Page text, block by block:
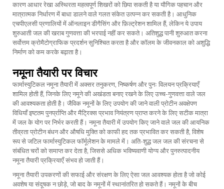
कारण आधार रेखा अस्थिरता महत्वपूर्ण शिखरों को छिपा सकती है या यौगिक पहचान और
मात्रात्मक निर्धारण में बाधा डालने वाले गलत संकेत उत्पन्न कर सकती है। आधुनिक
एचपीएलसी प्रणालियों में ऑनलाइन डीगैसिंग और फ़िल्ट्रेशन शामिल हैं, लेकिन ये उपाय
शुरुआती जल की खराब गुणवत्ता की भरपाई नहीं कर सकते। अतिशुद्ध पानीशुरुआत करना
सर्वोत्तम क्रोमैटोग्राफिक प्रदर्शन सुनिश्चित करता है और कॉलम के जीवनकाल को अशुद्धि
निर्माण को कम करके बढ़ाता है।
नमूना तैयारी पर विचार
फार्मास्युटिकल नमूना तैयारी में अक्सर तनुकरण, निष्कर्षण और पुनः विलयन प्रक्रियाएँ
शामिल होती हैं, जिनके लिए नमूने की अखंडता बनाए रखने के लिए उच्च-गुणवत्ता वाले जल
की आवश्यकता होती है। जैविक नमूनों के लिए उपयोग की जाने वाली प्रोटीन अवक्षेपण
विधियाँ इष्टतम पुनर्प्राप्ति और मैट्रिक्स प्रभाव नियंत्रण प्राप्त करने के लिए सटीक मात्रा
में जल के योग पर निर्भर करती हैं। नमूना तैयारी में उपयोग किए जाने वाले जल की आयनिक
तीव्रता प्रोटीन बंधन और औषधि मुक्ति को काफी हद तक प्रभावित कर सकती है, विशेष
रूप से जटिल फार्मास्युटिकल फॉर्मूलेशन के मामले में। अति-शुद्ध जल जल की संरचना से
संबंधित चरों को समाप्त कर देता है, जिससे अधिक भविष्यवाणी योग्य और पुनरुत्पादनीय
नमूना तैयारी प्रक्रियाएँ संभव हो जाती हैं।
नमूना तैयारी उपकरणों की सफाई और संरक्षण के लिए ऐसा जल आवश्यक होता है जो कोई
अवशेष या संदूषक न छोड़े, जो बाद के नमूनों में स्थानांतरित हो सकते हैं। नमूनों के बीच